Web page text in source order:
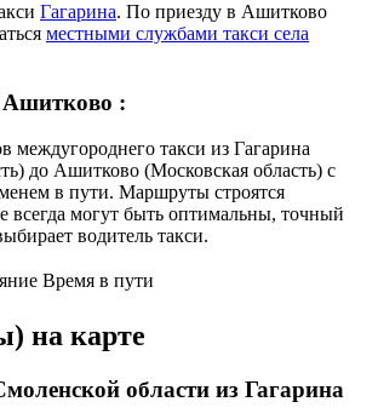
Гагарина. По приезду в Ашитково
местными службами такси села
Ашитково :
междугороднего такси из Гагарина
до Ашитково (Московская область) с
в пути. Маршруты строятся
всегда могут быть оптимальны, точный
водитель такси.
Время в пути
на карте
области из Гагарина